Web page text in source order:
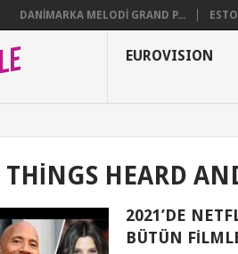
DANIMARKA MELODI GRAND P...
EUROVISION
THINGS HEARD
2021’DE
BÜTÜN